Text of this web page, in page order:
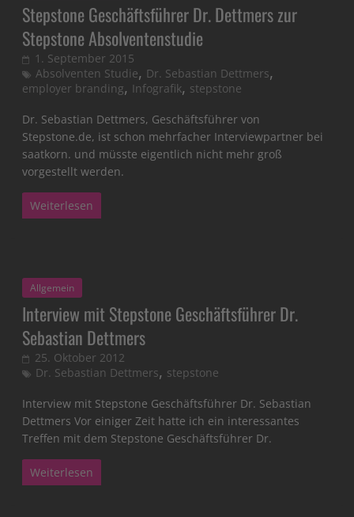
Stepstone Geschäftsführer Dr. Dettmers zur
Stepstone Absolventenstudie
1. September 2015
Absolventen Studie, Dr. Sebastian Dettmers,
employer branding, Infografik, stepstone
Dr. Sebastian Dettmers, Geschäftsführer von
Stepstone.de, ist schon mehrfacher Interviewpartner bei
saatkorn. und müsste eigentlich nicht mehr groß
vorgestellt werden.
Weiterlesen
Allgemein
Interview mit Stepstone Geschäftsführer Dr.
Sebastian Dettmers
25. Oktober 2012
Dr. Sebastian Dettmers, stepstone
Interview mit Stepstone Geschäftsführer Dr. Sebastian
Dettmers Vor einiger Zeit hatte ich ein interessantes
Treffen mit dem Stepstone Geschäftsführer Dr.
Weiterlesen